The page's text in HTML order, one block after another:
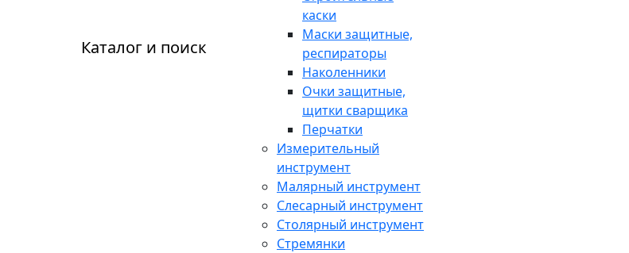
Каталог и поиск
каски
Маски защитные,
респираторы
Наколенники
Очки защитные,
щитки сварщика
Перчатки
Измерительный
инструмент
Малярный инструмент
Слесарный инструмент
Столярный инструмент
Стремянки